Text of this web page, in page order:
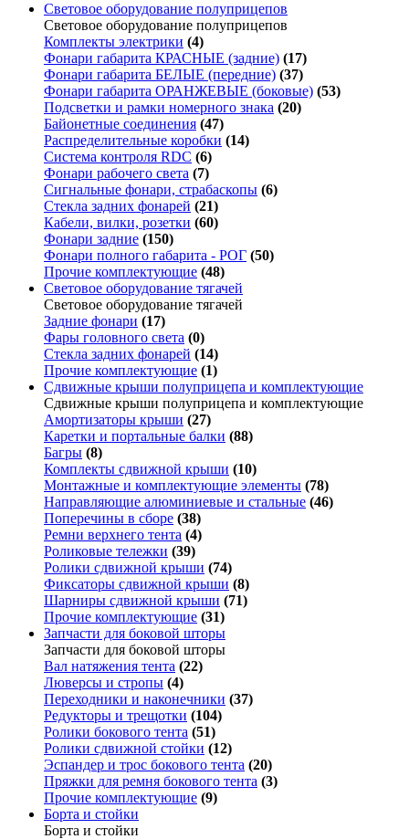
Световое оборудование полуприцепов
Световое оборудование полуприцепов
Комплекты электрики (4)
Фонари габарита КРАСНЫЕ (задние) (17)
Фонари габарита БЕЛЫЕ (передние) (37)
Фонари габарита ОРАНЖЕВЫЕ (боковые) (53)
Подсветки и рамки номерного знака (20)
Байонетные соединения (47)
Распределительные коробки (14)
Система контроля RDC (6)
Фонари рабочего света (7)
Сигнальные фонари, страбаскопы (6)
Стекла задних фонарей (21)
Кабели, вилки, розетки (60)
Фонари задние (150)
Фонари полного габарита - РОГ (50)
Прочие комплектующие (48)
Световое оборудование тягачей
Световое оборудование тягачей
Задние фонари (17)
Фары головного света (0)
Стекла задних фонарей (14)
Прочие комплектующие (1)
Сдвижные крыши полуприцепа и комплектующие
Сдвижные крыши полуприцепа и комплектующие
Амортизаторы крыши (27)
Каретки и портальные балки (88)
Багры (8)
Комплекты сдвижной крыши (10)
Монтажные и комплектующие элементы (78)
Направляющие алюминиевые и стальные (46)
Поперечины в сборе (38)
Ремни верхнего тента (4)
Роликовые тележки (39)
Ролики сдвижной крыши (74)
Фиксаторы сдвижной крыши (8)
Шарниры сдвижной крыши (71)
Прочие комплектующие (31)
Запчасти для боковой шторы
Запчасти для боковой шторы
Вал натяжения тента (22)
Люверсы и стропы (4)
Переходники и наконечники (37)
Редукторы и трещотки (104)
Ролики бокового тента (51)
Ролики сдвижной стойки (12)
Эспандер и трос бокового тента (20)
Пряжки для ремня бокового тента (3)
Прочие комплектующие (9)
Борта и стойки
Борта и стойки